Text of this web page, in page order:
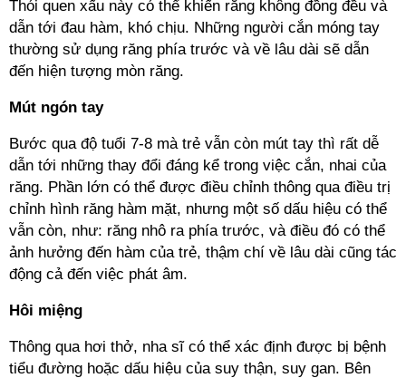
Thói quen xấu này có thể khiến răng không đồng đều và
dẫn tới đau hàm, khó chịu. Những người cắn móng tay
thường sử dụng răng phía trước và về lâu dài sẽ dẫn
đến hiện tượng mòn răng.
Mút ngón tay
Bước qua độ tuổi 7-8 mà trẻ vẫn còn mút tay thì rất dễ
dẫn tới những thay đổi đáng kể trong việc cắn, nhai của
răng. Phần lớn có thể được điều chỉnh thông qua điều trị
chỉnh hình răng hàm mặt, nhưng một số dấu hiệu có thể
vẫn còn, như: răng nhô ra phía trước, và điều đó có thể
ảnh hưởng đến hàm của trẻ, thậm chí về lâu dài cũng tác
động cả đến việc phát âm.
Hôi miệng
Thông qua hơi thở, nha sĩ có thể xác định được bị bệnh
tiểu đường hoặc dấu hiệu của suy thận, suy gan. Bên